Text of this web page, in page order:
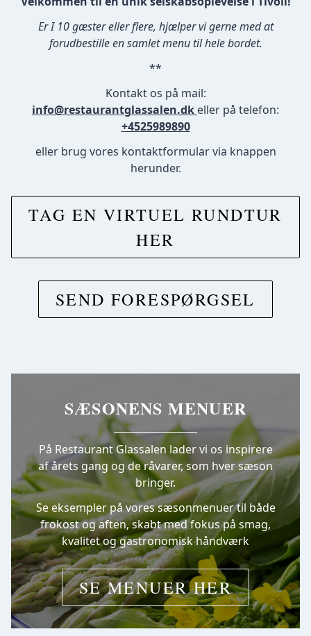
Er I 10 gæster eller flere, hjælper vi gerne med at
forudbestille en samlet menu til hele bordet.
**
Kontakt os på mail:
info@restaurantglassalen.dk eller på telefon:
+4525989890
eller brug vores kontaktformular via knappen
herunder.
TAG EN VIRTUEL RUNDTUR
HER
SEND FORESPØRGSEL
SÆSONENS MENUER
På Restaurant Glassalen lader vi os inspirere
af årets gang og de råvarer, som hver sæson
bringer.
Se eksempler på vores sæsonmenuer til både
frokost og aften, skabt med fokus på smag,
kvalitet og gastronomisk håndværk
SE MENUER HER